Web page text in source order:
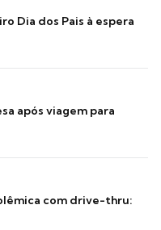
Dia dos Pais à espera
após viagem para
com drive-thru: